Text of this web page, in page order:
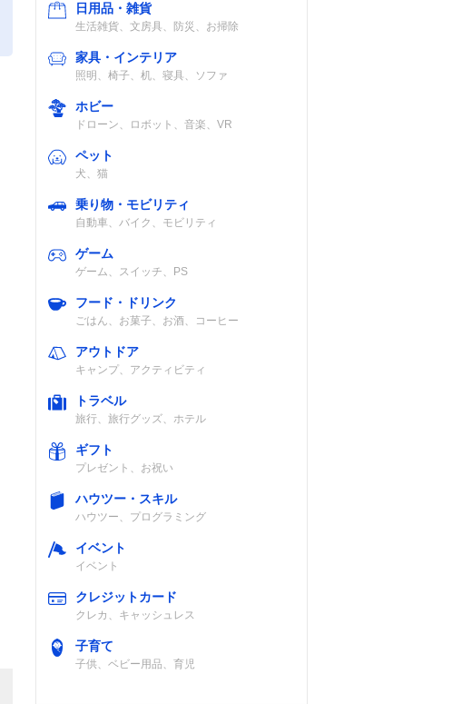
日用品・雑貨
生活雑貨、文房具、防災、お掃除
家具・インテリア
照明、椅子、机、寝具、ソファ
ホビー
ドローン、ロボット、音楽、VR
ペット
犬、猫
乗り物・モビリティ
自動車、バイク、モビリティ
ゲーム
ゲーム、スイッチ、PS
フード・ドリンク
ごはん、お菓子、お酒、コーヒー
アウトドア
キャンプ、アクティビティ
トラベル
旅行、旅行グッズ、ホテル
ギフト
プレゼント、お祝い
ハウツー・スキル
ハウツー、プログラミング
イベント
イベント
クレジットカード
クレカ、キャッシュレス
子育て
子供、ベビー用品、育児